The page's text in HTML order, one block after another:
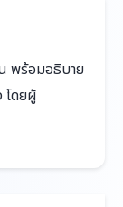
พร้อมอธิบาย
โดยผู้